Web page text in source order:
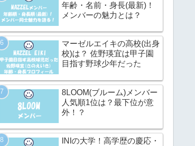
年齢・名前・身長(最新)！
メンバーの魅力とは？
マーゼルエイキの高校(出身
校)は？ 佐野瑛宜は甲子園
目指す野球少年だった
8LOOM(ブルーム)メンバー
人気順1位は？最下位が意
外！？
INIの大学！高学歴の慶応・